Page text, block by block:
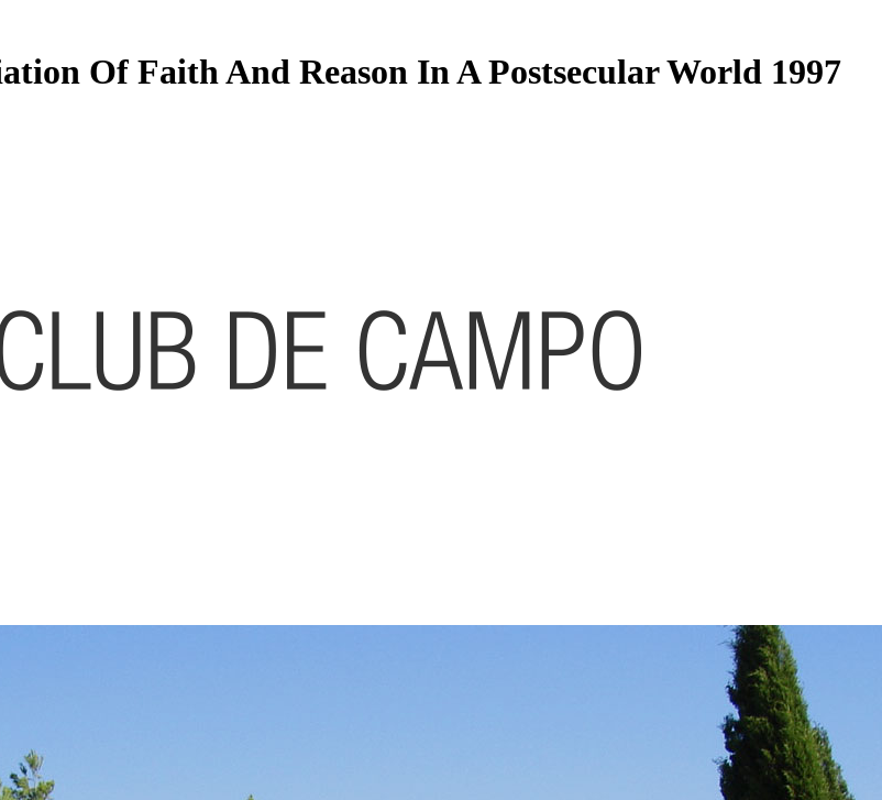
Of Faith And Reason In A Postsecular World 1997